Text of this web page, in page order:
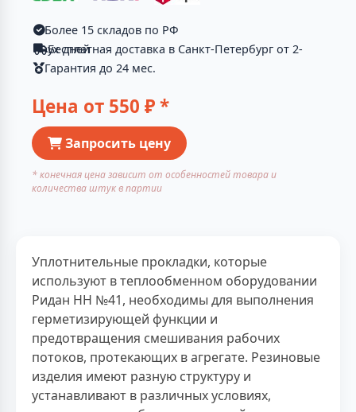
Более 15 складов по РФ
Бесплатная доставка в Санкт-Петербург от 2-ух дней
Гарантия до 24 мес.
Цена от 550 ₽ *
Запросить цену
* конечная цена зависит от особенностей товара и
количества штук в партии
Уплотнительные прокладки, которые
используют в теплообменном оборудовании
Ридан НН №41, необходимы для выполнения
герметизирующей функции и
предотвращения смешивания рабочих
потоков, протекающих в агрегате. Резиновые
изделия имеют разную структуру и
устанавливают в различных условиях,